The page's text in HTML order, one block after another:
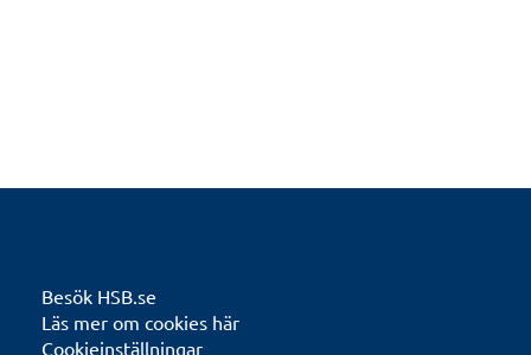
Besök HSB.se
Läs mer om cookies här
Cookieinställningar